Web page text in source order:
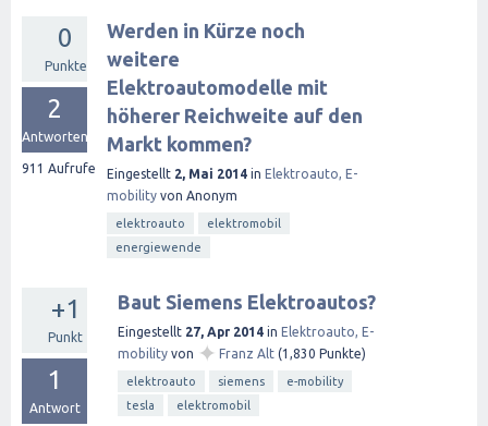
0
Punkte
2
Antworten
911 Aufrufe
Werden in Kürze noch
weitere
Elektroautomodelle mit
höherer Reichweite auf den
Markt kommen?
Eingestellt 2, Mai 2014 in Elektroauto, E-
mobility von Anonym
elektroauto
elektromobil
energiewende
+1
Punkt
1
Antwort
Baut Siemens Elektroautos?
Eingestellt 27, Apr 2014 in Elektroauto, E-
mobility von ✦ Franz Alt (1,830 Punkte)
elektroauto siemens
e-mobility
tesla
elektromobil